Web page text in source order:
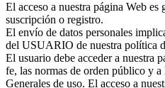
El acceso a nuestra página Web
suscripción o registro.
El envío de datos personales
del USUARIO de nuestra política
El usuario debe acceder a nuestra
fe, las normas de orden público y a
Generales de uso. El acceso a